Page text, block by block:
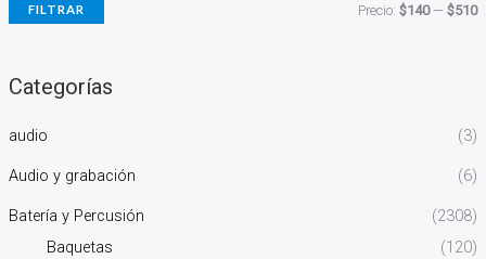
FILTRAR Precio:$140—$510
Categorías
audio (3)
Audio y grabación (6)
Batería y Percusión
(2308)
Baquetas
(120)